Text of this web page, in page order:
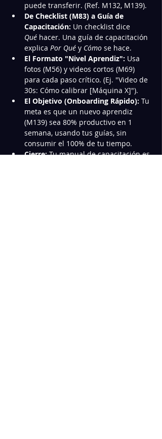
puede transferir. (Ref. M132, M139).
De Checklist (M83) a Guía de
Capacitación: Un checklist dice
Qué hacer. Una guía de capacitación
explica Por Qué y Cómo se hace.
El Formato "Nivel Aprendiz": Usa
fotos (M56) y videos cortos (M69)
para cada paso crítico. (Ej. "Video de
30s: Cómo calibrar [Máquina X]").
El Objetivo (Onboarding Rápido): Tu
meta es que un nuevo aprendiz
(M139) sea 80% productivo en 1
semana, usando tus guías, sin
consumir el 100% de tu tiempo.
Cierre: Tu manual de capacitación es